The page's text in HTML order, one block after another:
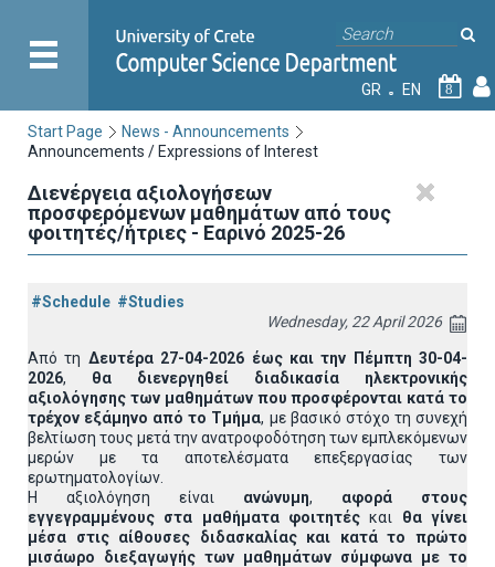
GR EN 8
Start Page
News - Announcements
Announcements / Expressions of Interest
Διενέργεια αξιολογήσεων
προσφερόμενων μαθημάτων από τους
φοιτητές/ήτριες - Εαρινό 2025-26
#Schedule #Studies
Wednesday, 22 April 2026
Από τη Δευτέρα 27-04-2026 έως και την Πέμπτη 30-04-
2026, θα διενεργηθεί διαδικασία ηλεκτρονικής
αξιολόγησης των μαθημάτων που προσφέρονται κατά το
τρέχον εξάμηνο από το Τμήμα, με βασικό στόχο τη συνεχή
βελτίωση τους μετά την ανατροφοδότηση των εμπλεκόμενων
μερών με τα αποτελέσματα επεξεργασίας των
ερωτηματολογίων.
Η αξιολόγηση είναι ανώνυμη, αφορά στους
εγγεγραμμένους στα μαθήματα φοιτητέςκαι θα γίνει
μέσα στις αίθουσες διδασκαλίας και κατά το πρώτο
μισάωρο διεξαγωγής των μαθημάτων σύμφωνα με το